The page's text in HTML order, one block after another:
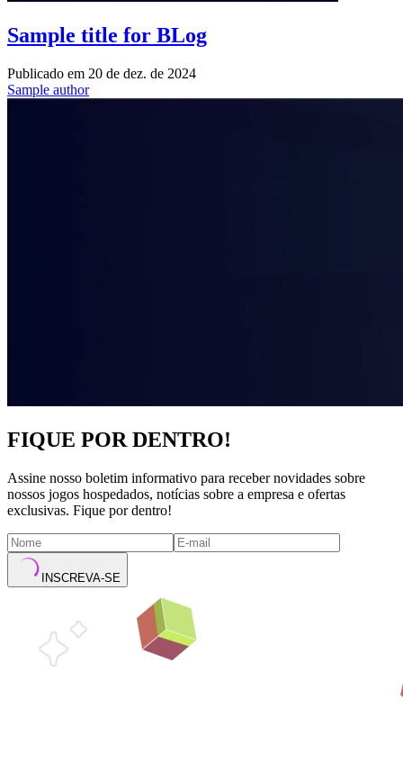
Sample title for BLog
Publicado em 20 de dez. de 2024
Sample author
FIQUE POR DENTRO!
Assine nosso boletim informativo para receber novidades sobre
nossos jogos hospedados, notícias sobre a empresa e ofertas
exclusivas. Fique por dentro!
INSCREVA-SE